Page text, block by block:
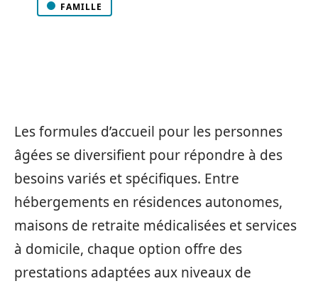
FAMILLE
Les formules d’accueil pour les personnes
âgées se diversifient pour répondre à des
besoins variés et spécifiques. Entre
hébergements en résidences autonomes,
maisons de retraite médicalisées et services
à domicile, chaque option offre des
prestations adaptées aux niveaux de